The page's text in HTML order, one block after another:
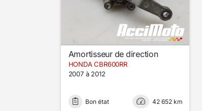
Amortisseur de direction
HONDA CBR600RR
2007 à 2012
Bon état 42 652 km